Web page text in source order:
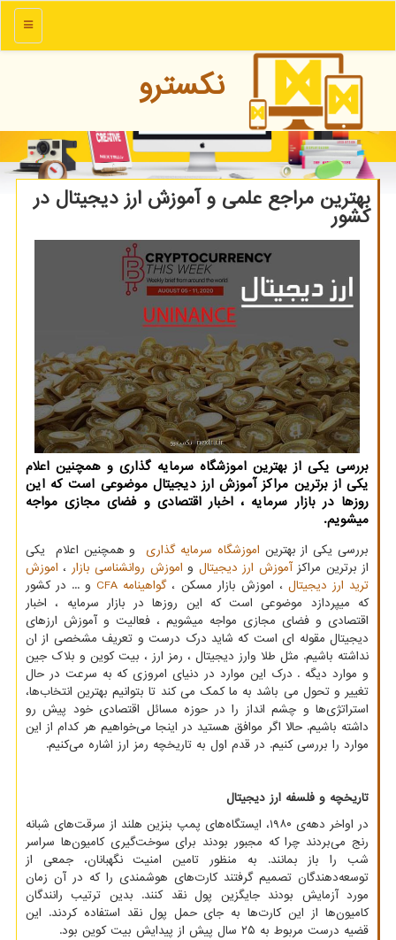
منو
نكسترو
بهترین مراجع علمی و آموزش ارز دیجیتال در
كشور
بررسی یكی از بهترین اموزشگاه سرمایه گذاری و همچنین اعلام
یكی از برترین مراكز آموزش ارز دیجیتال موضوعی است كه این
روزها در بازار سرمایه ، اخبار اقتصادی و فضای مجازی مواجه
میشویم.
بررسی یکی از بهترین اموزشگاه سرمایه گذاری
و همچنین اعلام یکی
از برترین مراکزآموزش ارز دیجیتال و اموزش روانشناسی بازار ، اموزش
ترید ارز دیجیتال ، اموزش بازار مسکن ،گواهینامه CFA و ... در کشور
که میپردازد موضوعی است که این روزها در بازار سرمایه ، اخبار
اقتصادی و فضای مجازی مواجه میشویم ، فعالیت و آموزش ارزهای
دیجیتال مقوله ای است که شاید درک درست و تعریف مشخصی از ان
نداشته باشیم. مثل طلا وارز دیجیتال ، رمز ارز ، بیت کوین و بلاک جین
و موارد دیگه . درک این موارد در دنیای امروزی که به سرعت در حال
تغییر و تحول می باشد به ما کمک می کند تا بتوانیم بهترین انتخاب‌ها،
استراتژی‌ها و چشم انداز را در حوزه مسائل اقتصادی خود پیش رو
داشته باشیم. حالا اگر موافق هستید در اینجا می‌خواهیم هر کدام از این
موارد را بررسی کنیم. در قدم اول به تاریخچه رمز ارز اشاره می‌کنیم.
تاریخچه و فلسفه ارز دیجیتال
در اواخر دهه‌ی ۱۹۸۰، ایستگاه‌های پمپ بنزین هلند از سرقت‌های شبانه
رنج می‌بردند چرا که مجبور بودند برای سوخت‌گیری کامیون‌ها سراسر
شب را باز بمانند. به منظور تامین امنیت نگهبانان، جمعی از
توسعه‌دهندگان تصمیم گرفتند کارت‌های هوشمندی را که در آن زمان
مورد آزمایش بودند جایگزین پول نقد کنند. بدین ترتیب رانندگان
کامیون‌ها از این کارت‌ها به جای حمل پول نقد استفاده کردند. این
قضیه درست مربوط به ۲۵ سال پیش از پیدایش بیت کوین بود.